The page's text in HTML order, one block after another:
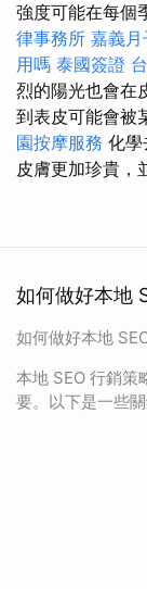
強度可能在每個
律事務所 嘉義
用嗎 泰國簽證
烈的陽光也會在
到表皮可能會被
園按摩服務 化學
皮膚更加珍貴，
如何做好本地
如何做好本地
本地 SEO 行銷策
要。以下是一些